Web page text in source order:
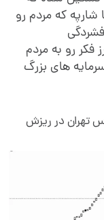
که مردم رو
رو به مردم
های بزرگ
در ریزش